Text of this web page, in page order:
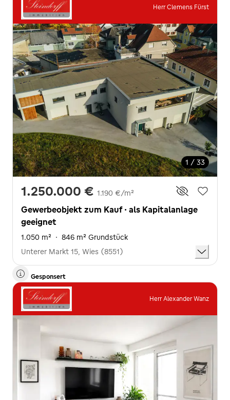
Herr Clemens Fürst
1 / 33
1.250.000 € 1.190 €/m²
Gewerbeobjekt zum Kauf · als Kapitalanlage
geeignet
1.050 m² · 846 m² Grundstück
Unterer Markt 15, Wies (8551)
Gesponsert
Herr Alexander Wanz